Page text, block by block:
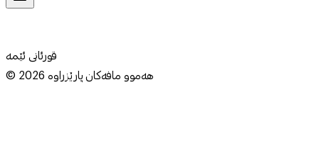
قورئانی ئێمە
© 2026هەموو مافەکان پارێزراوە